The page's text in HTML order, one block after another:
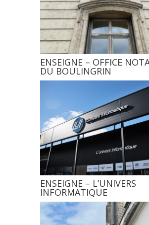
ENSEIGNE – OFFICE
DU BOULINGRIN
ENSEIGNE – L’UNIVERS
INFORMATIQUE